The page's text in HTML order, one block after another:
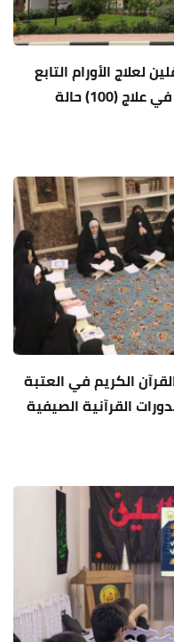
لعلاج الأورام التابع
للعتبة الحسينية في البصرة ينجح في علاج (100) حالة
الكريم في العتبة
القرآنية الصيفية